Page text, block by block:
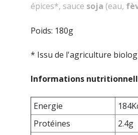
épices*, sauce soja (eau,
Poids: 180g
* Issu de l'agriculture
Informations
Energie
Protéines
2.4g